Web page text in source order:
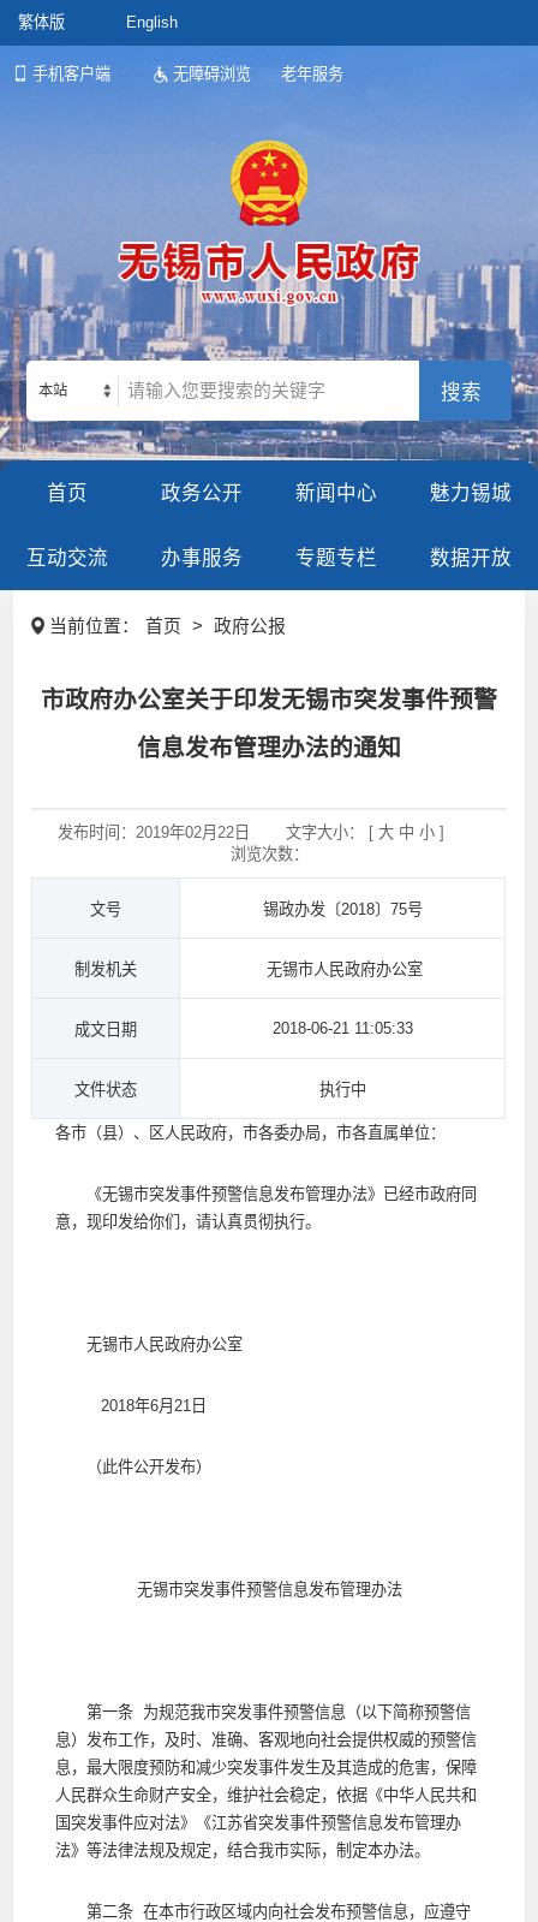
繁体版 English
手机客户端 无障碍浏览 老年服务
本站
首页 政务公开 新闻中心 魅力锡城
互动交流 办事服务 专题专栏 数据开放
当前位置： 首页 > 政府公报
市政府办公室关于印发无锡市突发事件预警
信息发布管理办法的通知
发布时间： 2019年02月22日 文字大小： [ 大 中 小 ]
浏览次数：
文号 锡政办发〔2018〕75号
制发机关 无锡市人民政府办公室
成文日期 2018-06-21 11:05:33
文件状态 执行中
各市（县）、区人民政府，市各委办局，市各直属单位：
《无锡市突发事件预警信息发布管理办法》已经市政府同
意，现印发给你们，请认真贯彻执行。
无锡市人民政府办公室
2018年6月21日
（此件公开发布）
无锡市突发事件预警信息发布管理办法
第一条 为规范我市突发事件预警信息（以下简称预警信
息）发布工作，及时、准确、客观地向社会提供权威的预警信
息，最大限度预防和减少突发事件发生及其造成的危害，保障
人民群众生命财产安全，维护社会稳定，依据《中华人民共和
国突发事件应对法》《江苏省突发事件预警信息发布管理办
法》等法律法规及规定，结合我市实际，制定本办法。
第二条 在本市行政区域内向社会发布预警信息，应遵守